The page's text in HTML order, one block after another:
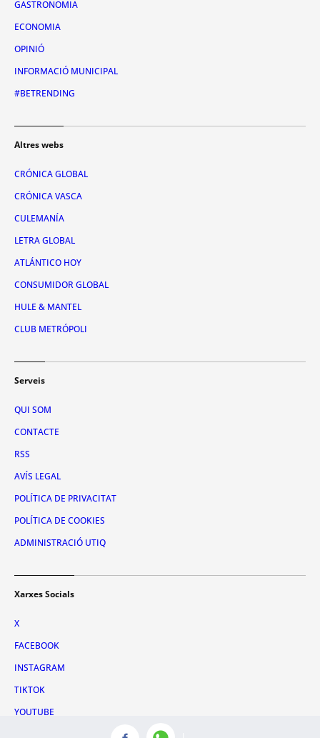
GASTRONOMIA
ECONOMIA
OPINIÓ
INFORMACIÓ MUNICIPAL
#BETRENDING
Altres webs
CRÓNICA GLOBAL
CRÓNICA VASCA
CULEMANÍA
LETRA GLOBAL
ATLÁNTICO HOY
CONSUMIDOR GLOBAL
HULE & MANTEL
CLUB METRÓPOLI
Serveis
QUI SOM
CONTACTE
RSS
AVÍS LEGAL
POLÍTICA DE PRIVACITAT
POLÍTICA DE COOKIES
ADMINISTRACIÓ UTIQ
Xarxes Socials
X
FACEBOOK
INSTAGRAM
TIKTOK
YOUTUBE